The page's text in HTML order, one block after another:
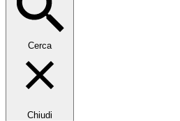
Cerca
Chiudi